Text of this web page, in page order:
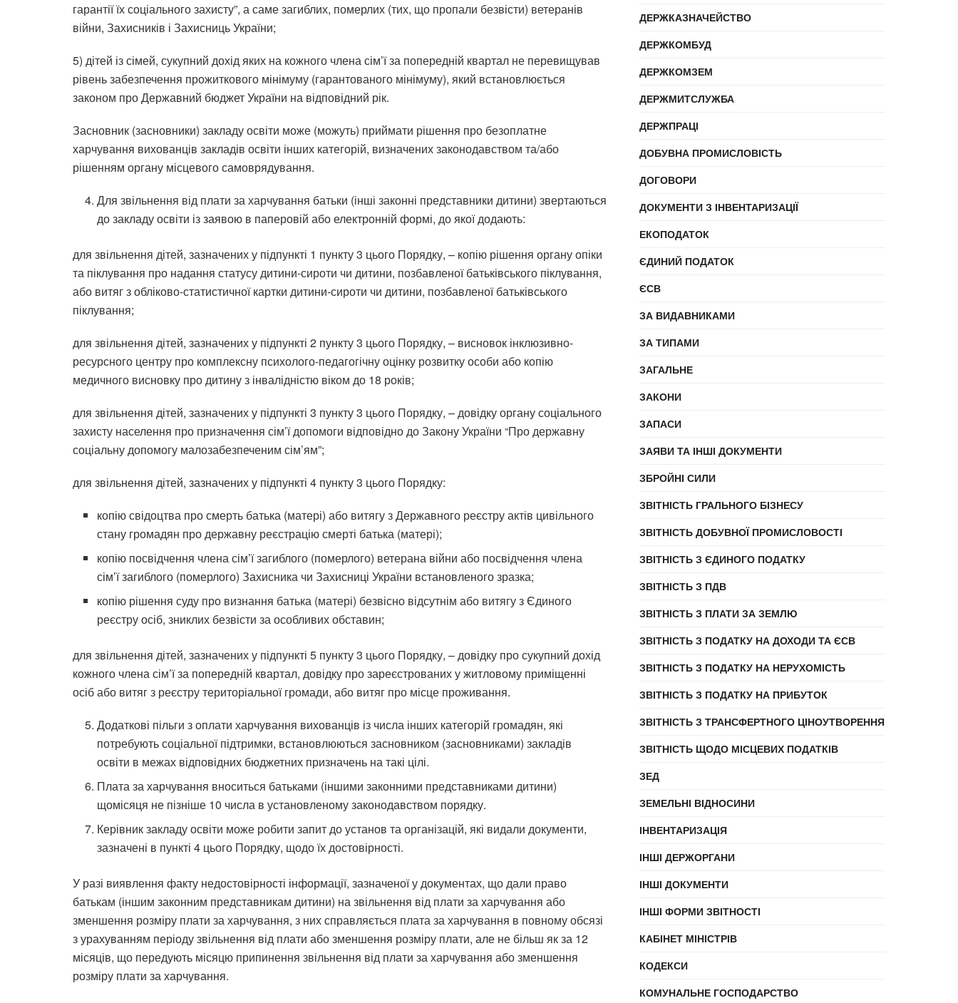
гарантії їх соціального захисту”, а саме загиблих, померлих (тих, що пропали безвісти) ветеранів
війни, Захисників і Захисниць України;
5) дітей із сімей, сукупний дохід яких на кожного члена сім’ї за попередній квартал не перевищував
рівень забезпечення прожиткового мінімуму (гарантованого мінімуму), який встановлюється
законом про Державний бюджет України на відповідний рік.
Засновник (засновники) закладу освіти може (можуть) приймати рішення про безоплатне
харчування вихованців закладів освіти інших категорій, визначених законодавством та/або
рішенням органу місцевого самоврядування.
Для звільнення від плати за харчування батьки (інші законні представники дитини) звертаються
до закладу освіти із заявою в паперовій або електронній формі, до якої додають:
для звільнення дітей, зазначених у підпункті 1 пункту 3 цього Порядку, – копію рішення органу опіки
та піклування про надання статусу дитини-сироти чи дитини, позбавленої батьківського піклування,
або витяг з обліково-статистичної картки дитини-сироти чи дитини, позбавленої батьківського
піклування;
для звільнення дітей, зазначених у підпункті 2 пункту 3 цього Порядку, – висновок інклюзивно-
ресурсного центру про комплексну психолого-педагогічну оцінку розвитку особи або копію
медичного висновку про дитину з інвалідністю віком до 18 років;
для звільнення дітей, зазначених у підпункті 3 пункту 3 цього Порядку, – довідку органу соціального
захисту населення про призначення сім’ї допомоги відповідно до Закону України “Про державну
соціальну допомогу малозабезпеченим сім’ям”;
для звільнення дітей, зазначених у підпункті 4 пункту 3 цього Порядку:
копію свідоцтва про смерть батька (матері) або витягу з Державного реєстру актів цивільного
стану громадян про державну реєстрацію смерті батька (матері);
копію посвідчення члена сім’ї загиблого (померлого) ветерана війни або посвідчення члена
сім’ї загиблого (померлого) Захисника чи Захисниці України встановленого зразка;
копію рішення суду про визнання батька (матері) безвісно відсутнім або витягу з Єдиного
реєстру осіб, зниклих безвісти за особливих обставин;
для звільнення дітей, зазначених у підпункті 5 пункту 3 цього Порядку, – довідку про сукупний дохід
кожного члена сім’ї за попередній квартал, довідку про зареєстрованих у житловому приміщенні
осіб або витяг з реєстру територіальної громади, або витяг про місце проживання.
Додаткові пільги з оплати харчування вихованців із числа інших категорій громадян, які
потребують соціальної підтримки, встановлюються засновником (засновниками) закладів
освіти в межах відповідних бюджетних призначень на такі цілі.
Плата за харчування вноситься батьками (іншими законними представниками дитини)
щомісяця не пізніше 10 числа в установленому законодавством порядку.
Керівник закладу освіти може робити запит до установ та організацій, які видали документи,
зазначені в пункті 4 цього Порядку, щодо їх достовірності.
У разі виявлення факту недостовірності інформації, зазначеної у документах, що дали право
батькам (іншим законним представникам дитини) на звільнення від плати за харчування або
зменшення розміру плати за харчування, з них справляється плата за харчування в повному обсязі
з урахуванням періоду звільнення від плати або зменшення розміру плати, але не більш як за 12
місяців, що передують місяцю припинення звільнення від плати за харчування або зменшення
розміру плати за харчування.
ДЕРЖКАЗНАЧЕЙСТВО
ДЕРЖКОМБУД
ДЕРЖКОМЗЕМ
ДЕРЖМИТСЛУЖБА
ДЕРЖПРАЦІ
ДОБУВНА ПРОМИСЛОВІСТЬ
ДОГОВОРИ
ДОКУМЕНТИ З ІНВЕНТАРИЗАЦІЇ
ЕКОПОДАТОК
ЄДИНИЙ ПОДАТОК
ЄСВ
ЗА ВИДАВНИКАМИ
ЗА ТИПАМИ
ЗАГАЛЬНЕ
ЗАКОНИ
ЗАПАСИ
ЗАЯВИ ТА ІНШІ ДОКУМЕНТИ
ЗБРОЙНІ СИЛИ
ЗВІТНІСТЬ ГРАЛЬНОГО БІЗНЕСУ
ЗВІТНІСТЬ ДОБУВНОЇ ПРОМИСЛОВОСТІ
ЗВІТНІСТЬ З ЄДИНОГО ПОДАТКУ
ЗВІТНІСТЬ З ПДВ
ЗВІТНІСТЬ З ПЛАТИ ЗА ЗЕМЛЮ
ЗВІТНІСТЬ З ПОДАТКУ НА ДОХОДИ ТА ЄСВ
ЗВІТНІСТЬ З ПОДАТКУ НА НЕРУХОМІСТЬ
ЗВІТНІСТЬ З ПОДАТКУ НА ПРИБУТОК
ЗВІТНІСТЬ З ТРАНСФЕРТНОГО ЦІНОУТВОРЕННЯ
ЗВІТНІСТЬ ЩОДО МІСЦЕВИХ ПОДАТКІВ
ЗЕД
ЗЕМЕЛЬНІ ВІДНОСИНИ
ІНВЕНТАРИЗАЦІЯ
ІНШІ ДЕРЖОРГАНИ
ІНШІ ДОКУМЕНТИ
ІНШІ ФОРМИ ЗВІТНОСТІ
КАБІНЕТ МІНІСТРІВ
КОДЕКСИ
КОМУНАЛЬНЕ ГОСПОДАРСТВО